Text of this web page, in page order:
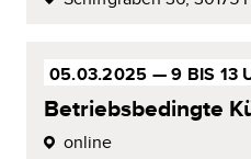
05.03.2025 —9 BIS 13
Betriebsbedingte
online